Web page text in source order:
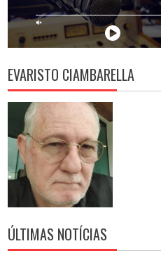
EVARISTO CIAMBARELLA
ÚLTIMAS NOTÍCIAS